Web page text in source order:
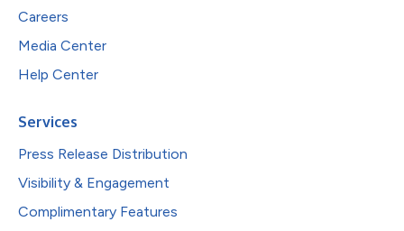
Careers
Media Center
Help Center
Services
Press Release Distribution
Visibility & Engagement
Complimentary Features